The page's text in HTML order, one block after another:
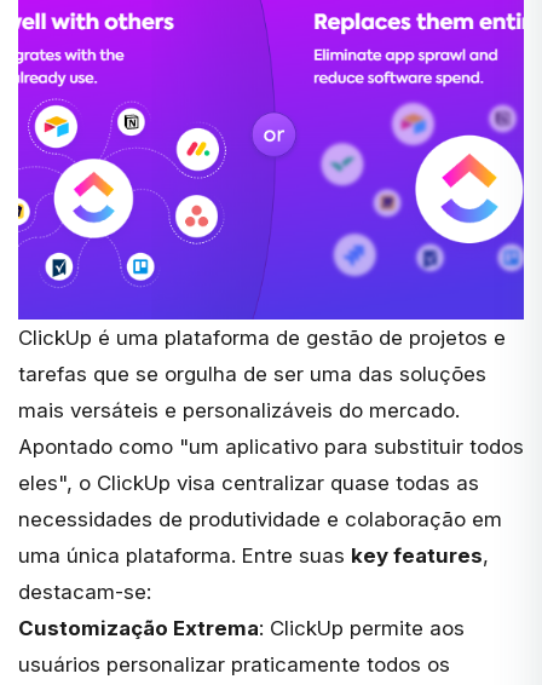
ClickUp é uma plataforma de gestão de projetos e
tarefas que se orgulha de ser uma das soluções
mais versáteis e personalizáveis do mercado.
Apontado como "um aplicativo para substituir todos
eles", o ClickUp visa centralizar quase todas as
necessidades de produtividade e colaboração em
uma única plataforma. Entre suas key features,
destacam-se:
Customização Extrema: ClickUp permite aos
usuários personalizar praticamente todos os